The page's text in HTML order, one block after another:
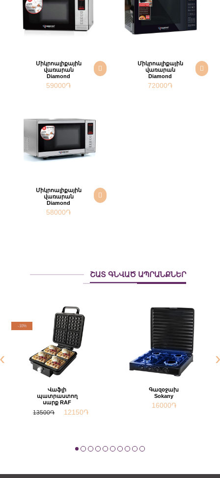
Միկրոալիքային
վառարան
Diamond
59000֏
Միկրոալիքային
վառարան
Diamond
72000֏
Միկրոալիքային
վառարան
Diamond
58000֏
ՇԱՏ ԳՆՎԱԾ ԱՊՐԱՆՔՆԵՐ
-10%
Վաֆլի
պատրաստող
սարք RAF
13500֏ 12150֏
Գազօջախ
Sokany
16000֏
‹ ›